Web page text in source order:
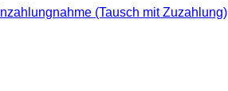
Inzahlungnahme (Tausch mit Zuzahlung)